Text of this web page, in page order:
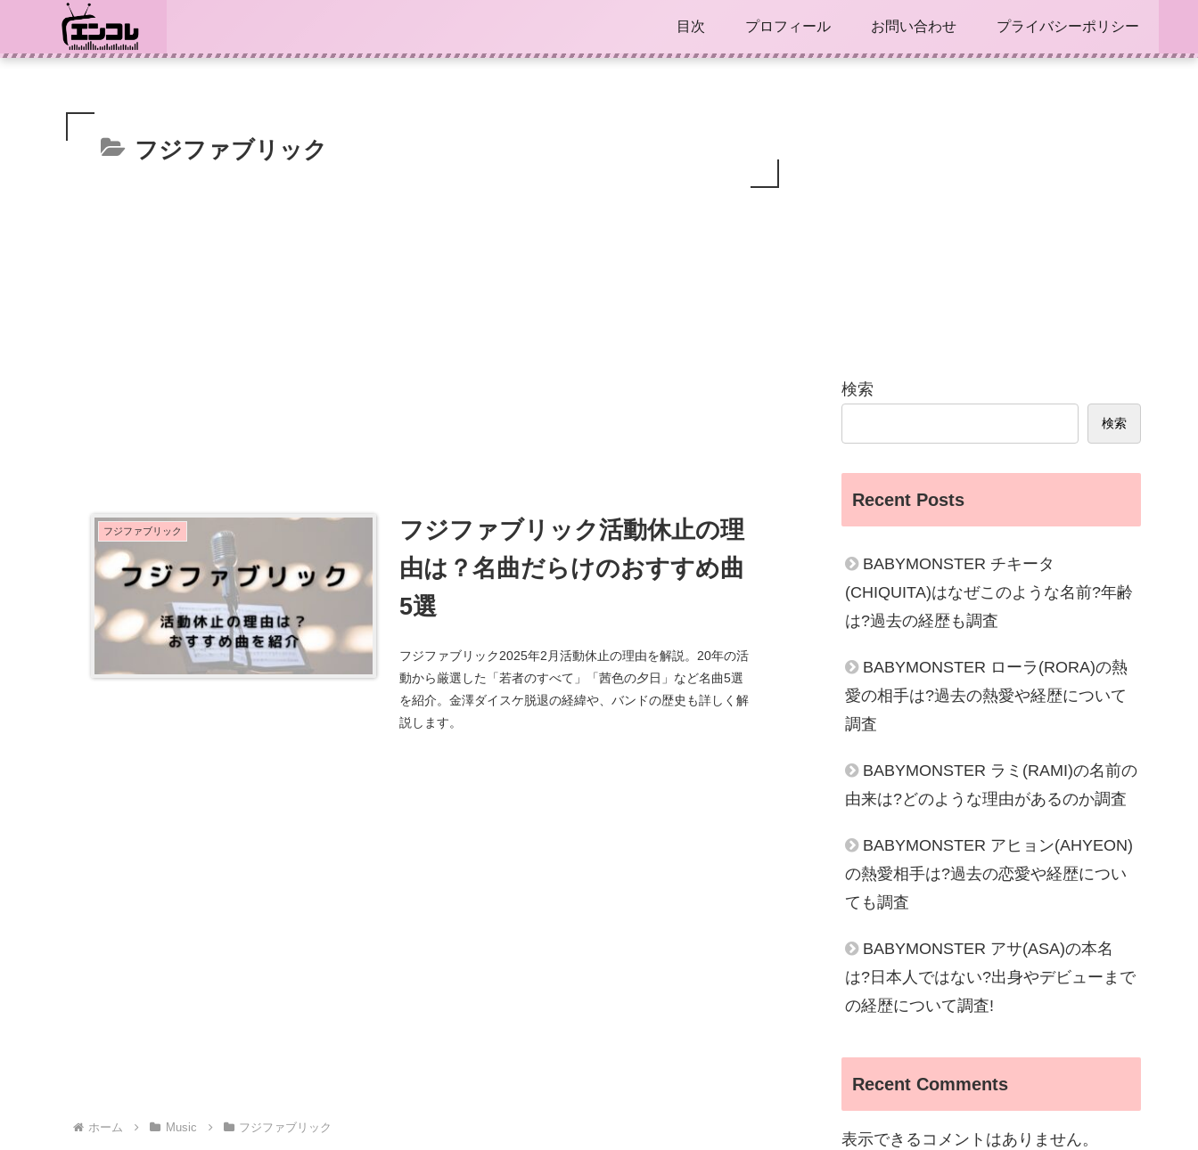
目次 プロフィール お問い合わせ プライバシーポリシー
フジファブリック
フジファブリック
フジファブリック活動休止の理
由は？名曲だらけのおすすめ曲
5選
フジファブリック2025年2月活動休止の理由を解説。20年の活
動から厳選した「若者のすべて」「茜色の夕日」など名曲5選
を紹介。金澤ダイスケ脱退の経緯や、バンドの歴史も詳しく解
説します。
ホーム Music フジファブリック
検索
検索
Recent Posts
BABYMONSTER チキータ
(CHIQUITA)はなぜこのような名前?年齢
は?過去の経歴も調査
BABYMONSTER ローラ(RORA)の熱
愛の相手は?過去の熱愛や経歴について
調査
BABYMONSTER ラミ(RAMI)の名前の
由来は?どのような理由があるのか調査
BABYMONSTER アヒョン(AHYEON)
の熱愛相手は?過去の恋愛や経歴につい
ても調査
BABYMONSTER アサ(ASA)の本名
は?日本人ではない?出身やデビューまで
の経歴について調査!
Recent Comments
表示できるコメントはありません。